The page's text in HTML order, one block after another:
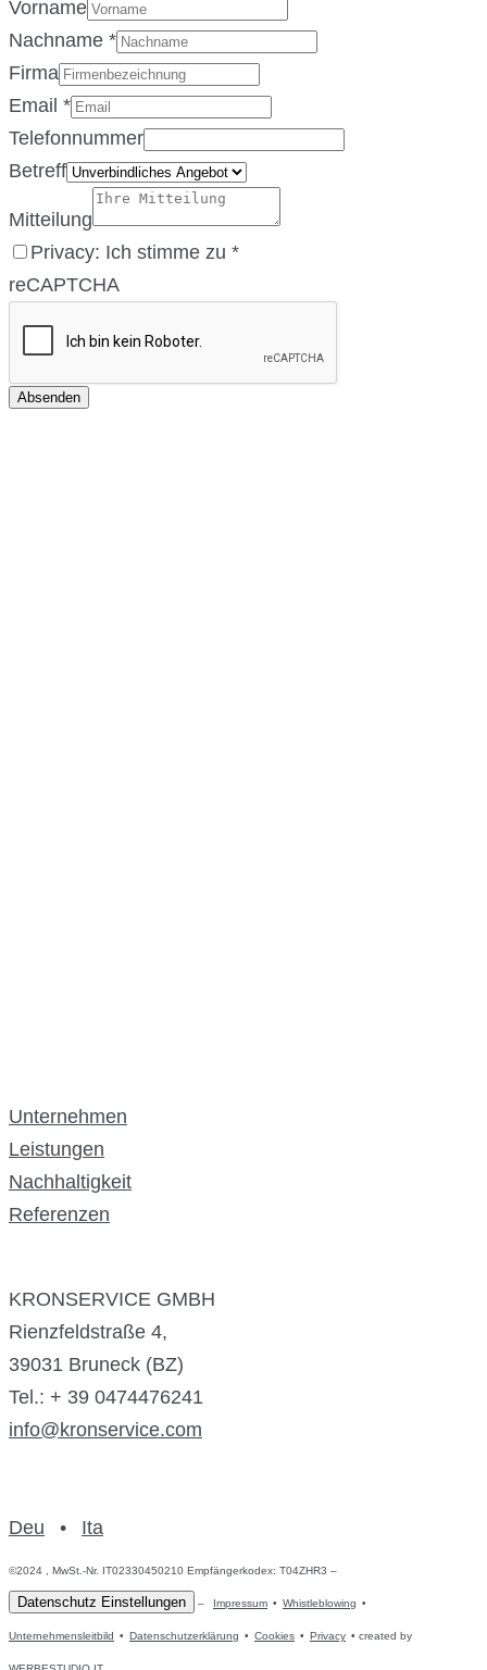
Vorname
Nachname *
Firma
Email *
Telefonnummer
Betreff
Mitteilung
Privacy: Ich stimme zu *
reCAPTCHA
Absenden
Unternehmen
Leistungen
Nachhaltigkeit
Referenzen
KRONSERVICE GMBH
Rienzfeldstraße 4,
39031 Bruneck (BZ)
Tel.: + 39 0474476241
info@kronservice.com
Deu • Ita
©2024 , MwSt.-Nr. IT02330450210 Empfängerkodex: T04ZHR3 –
Datenschutz Einstellungen – Impressum • Whistleblowing •
Unternehmensleitbild • Datenschutzerklärung • Cookies • Privacy • created by